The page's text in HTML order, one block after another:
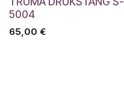
5004
65,00 €